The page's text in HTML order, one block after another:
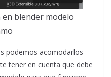
blender modelo
podemos acomodarlos
tener en cuenta que debe